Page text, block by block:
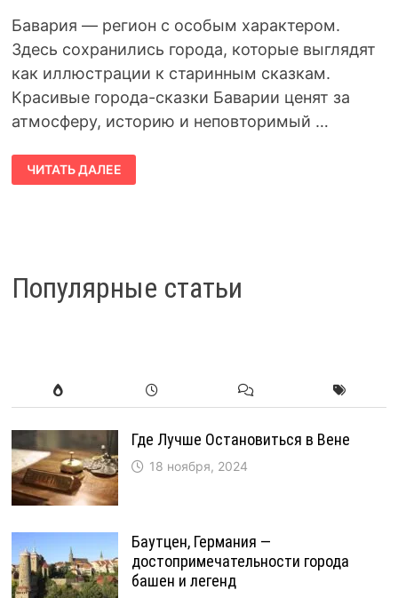
Бавария — регион с особым характером.
Здесь сохранились города, которые выглядят
как иллюстрации к старинным сказкам.
Красивые города-сказки Баварии ценят за
атмосферу, историю и неповторимый …
БАВАРИЯ
И
КРАСИВЫЕ
ЧИТАТЬ ДАЛЕЕ
Популярные статьи
Где Лучше Остановиться в Вене
18 ноября, 2024
Баутцен, Германия —
достопримечательности города
башен и легенд